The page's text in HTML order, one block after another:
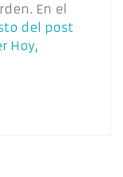
En el
del post
Hoy,